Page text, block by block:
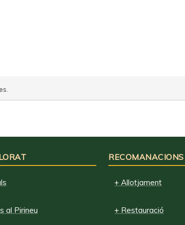
al Pirineu
RECOMANACIONS
+ Allotjament
+ Restauració